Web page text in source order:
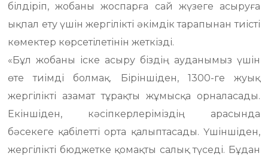
білдіріп, жобаны жоспарға сай жүзеге асыруға
ықпал ету үшін жергілікті әкімдік тарапынан тиісті
көмектер көрсетілетінін жеткізді.
«Бұл жобаны іске асыру біздің ауданымыз үшін
өте тиімді болмақ. Біріншіден, 1300-ге жуық
жергілікті азамат тұрақты жұмысқа орналасады.
Екіншіден, кәсіпкерлеріміздің арасында
бәсекеге қабілетті орта қалыптасады. Үшіншіден,
жергілікті бюджетке қомақты салық түседі. Бұдан